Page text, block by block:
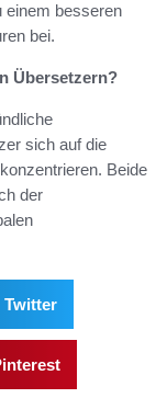
einem besseren
bei.
Übersetzern?
sich auf die
Beide
der
Twitter